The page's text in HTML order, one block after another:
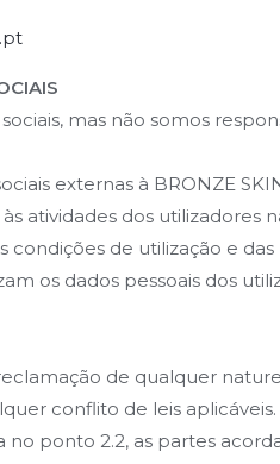
mas não somos
externas à BRONZE
atividades dos utilizadores
condições de utilização e
os dados pessoais dos
de qualquer
conflito de leis
ponto 2.2, as partes